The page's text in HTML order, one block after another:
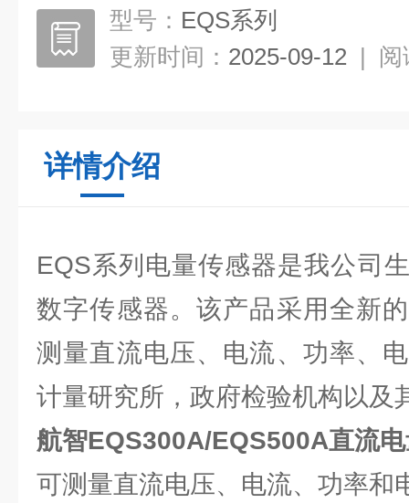
型号： EQS系列
更新时间： 2025-09-12 | 阅
详情介绍
EQS系列电量传感器是我公司
数字传感器。该产品采用全新
测量直流电压、电流、功率、
计量研究所，政府检验机构以及
航智EQS300A/EQS500A直流
可测量直流电压、电流、功率和